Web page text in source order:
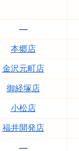
―
本郷店
金沢元町店
御経塚店
小松店
福井開発店
―